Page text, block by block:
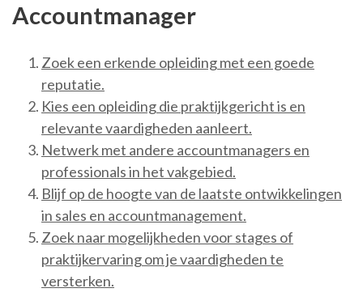
Accountmanager
Zoek een erkende opleiding met een goede
reputatie.
Kies een opleiding die praktijkgericht is en
relevante vaardigheden aanleert.
Netwerk met andere accountmanagers en
professionals in het vakgebied.
Blijf op de hoogte van de laatste ontwikkelingen
in sales en accountmanagement.
Zoek naar mogelijkheden voor stages of
praktijkervaring om je vaardigheden te
versterken.